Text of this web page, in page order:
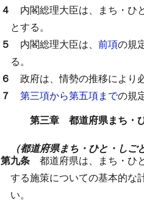
４ 内閣総理大臣は、まち・ひ
とする。
５ 内閣総理大臣は、 前項の規
る。
６ 政府は、情勢の推移により
７ 第三項から第五項までの規
第三章 都道府県まち・
（都道府県まち・ひと・しご
第九条 都道府県は、まち・ひ
する施策についての基本的な
い。